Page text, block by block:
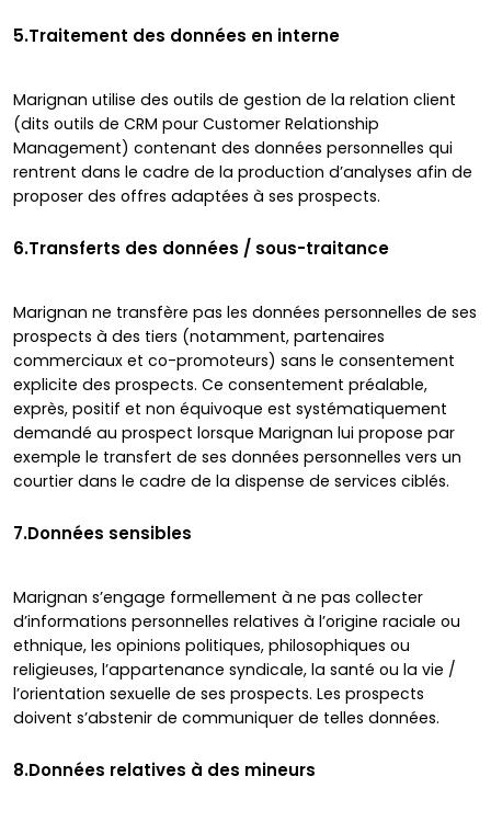
5.Traitement des données en interne
Marignan utilise des outils de gestion de la relation client
(dits outils de CRM pour Customer Relationship
Management) contenant des données personnelles qui
rentrent dans le cadre de la production d’analyses afin de
proposer des offres adaptées à ses prospects.
6.Transferts des données / sous-traitance
Marignan ne transfère pas les données personnelles de ses
prospects à des tiers (notamment, partenaires
commerciaux et co-promoteurs) sans le consentement
explicite des prospects. Ce consentement préalable,
exprès, positif et non équivoque est systématiquement
demandé au prospect lorsque Marignan lui propose par
exemple le transfert de ses données personnelles vers un
courtier dans le cadre de la dispense de services ciblés.
7.Données sensibles
Marignan s’engage formellement à ne pas collecter
d’informations personnelles relatives à l’origine raciale ou
ethnique, les opinions politiques, philosophiques ou
religieuses, l’appartenance syndicale, la santé ou la vie /
l’orientation sexuelle de ses prospects. Les prospects
doivent s’abstenir de communiquer de telles données.
8.Données relatives à des mineurs